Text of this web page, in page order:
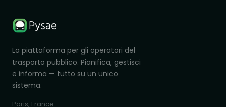
La piattaforma per gli operatori del
trasporto pubblico. Pianifica, gestisci
e informa — tutto su un unico
sistema.
Paris, France